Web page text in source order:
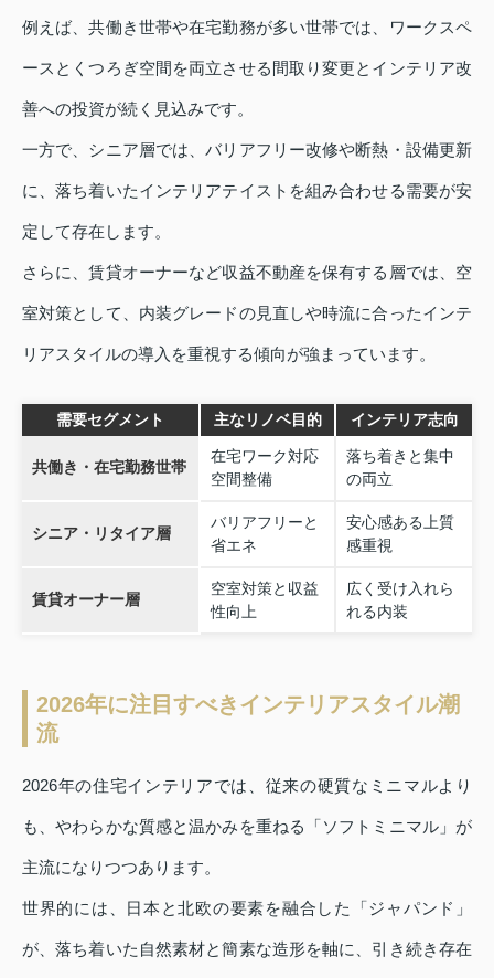
例えば、共働き世帯や在宅勤務が多い世帯では、ワークスペ
ースとくつろぎ空間を両立させる間取り変更とインテリア改
善への投資が続く見込みです。
一方で、シニア層では、バリアフリー改修や断熱・設備更新
に、落ち着いたインテリアテイストを組み合わせる需要が安
定して存在します。
さらに、賃貸オーナーなど収益不動産を保有する層では、空
室対策として、内装グレードの見直しや時流に合ったインテ
リアスタイルの導入を重視する傾向が強まっています。
需要セグメント 主なリノベ目的 インテリア志向
共働き・在宅勤務世帯
在宅ワーク対応
空間整備
落ち着きと集中
の両立
シニア・リタイア層
バリアフリーと
省エネ
安心感ある上質
感重視
賃貸オーナー層
空室対策と収益
性向上
広く受け入れら
れる内装
2026年に注目すべきインテリアスタイル潮
流
2026年の住宅インテリアでは、従来の硬質なミニマルより
も、やわらかな質感と温かみを重ねる「ソフトミニマル」が
主流になりつつあります。
世界的には、日本と北欧の要素を融合した「ジャパンド」
が、落ち着いた自然素材と簡素な造形を軸に、引き続き存在